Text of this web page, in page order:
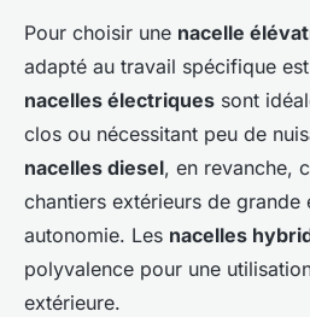
Pour choisir une nacelle
adapté au travail spécifique
nacelles électriques sont
clos ou nécessitant peu de
nacelles diesel, en revanche,
chantiers extérieurs de grande
autonomie. Les nacelles
polyvalence pour une
extérieure.